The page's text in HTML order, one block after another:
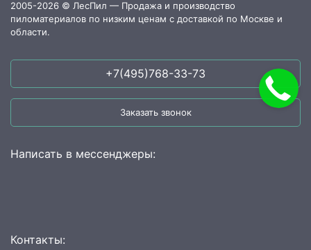
2005-2026 © ЛесПил — Продажа и производство
пиломатериалов по низким ценам с доставкой по Москве и
области.
+7(495)768-33-73
Заказать звонок
Написать в мессенджеры:
Контакты: